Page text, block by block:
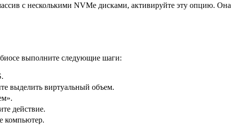
с несколькими NVMe дисками, активируйте эту опцию.
выполните следующие шаги:
выделить виртуальный объем.
действие.
компьютер.